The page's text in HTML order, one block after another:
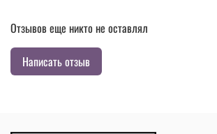
Отзывов еще никто не оставлял
Написать отзыв